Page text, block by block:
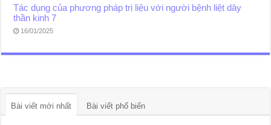
Tác dụng của phương pháp trị liệu với người bệnh liệt dây
thần kinh 7
16/01/2025
Bài viết mới nhất Bài viết phổ biến